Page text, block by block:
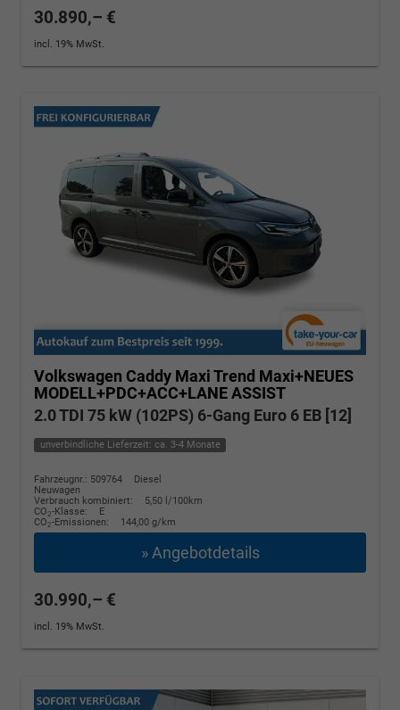
30.890,– €
incl. 19% MwSt.
Volkswagen Caddy MaxiTrend Maxi+NEUES
MODELL+PDC+ACC+LANE ASSIST
2.0 TDI 75 kW (102PS) 6-Gang Euro 6 EB [12]
unverbindliche Lieferzeit: ca. 3-4 Monate
Fahrzeugnr.: 509764
Diesel
Neuwagen
Verbrauch kombiniert:
5,50 l/100km
CO2-Klasse:
E
CO2-Emissionen: 144,00 g/km
» Angebotdetails
30.990,– €
incl. 19% MwSt.